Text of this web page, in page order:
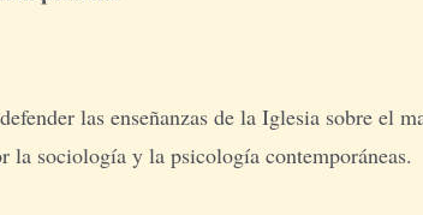
las enseñanzas de la Iglesia sobre el
la sociología y la psicología contemporáneas.